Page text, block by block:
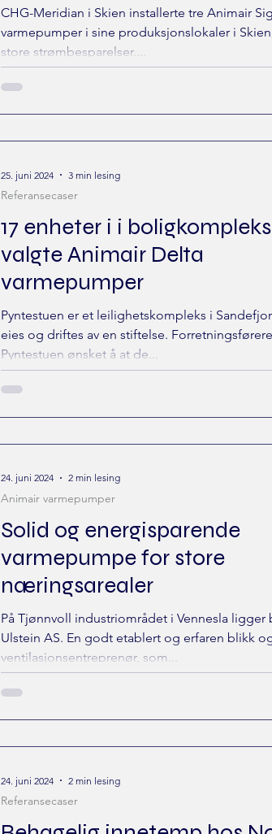
CHG-Meridian i Skien installerte tre Animair
varmepumper i sine produksjonslokaler i
store strømbesparelser....
17 enheter i i boligkompleks
valgte Animair Delta
varmepumper
Pyntestuen er et leilighetskompleks i
eies og driftes av en stiftelse.
Pyntestuen ønsket å at de...
Referansecaser
25. juni 2024 3 min lesing
Solid og energisparende
varmepumpe for store
næringsarealer
På Tjønnvoll industriområdet i Vennesla ligger
Ulstein AS. En godt etablert og erfaren blikk
ventilasjonsentreprenør, som...
Animair varmepumper
24. juni 2024 2 min lesing
Referansecaser
24. juni 2024 2 min lesing